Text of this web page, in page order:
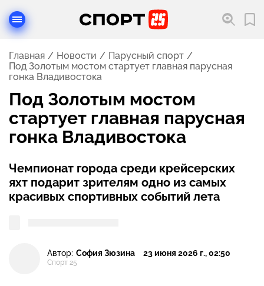
Главная Новости
Парусный спорт
Под Золотым мостом стартует главная парусная
гонка Владивостока
Под Золотым мостом
стартует главная парусная
гонка Владивостока
Чемпионат города среди крейсерских
яхт подарит зрителям одно из самых
красивых спортивных событий лета
Автор: София Зюзина
Спорт 25
23 июня 2026 г., 02:50